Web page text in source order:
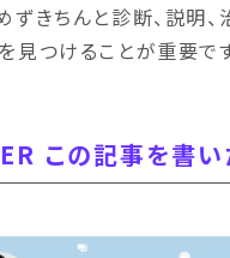
ずきちんと診断、説明、
見つけることが重要で
この記事を書い